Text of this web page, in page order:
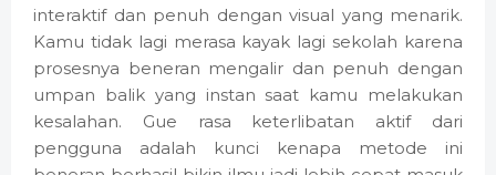
interaktif dan penuh dengan visual yang menarik.
Kamu tidak lagi merasa kayak lagi sekolah karena
prosesnya beneran mengalir dan penuh dengan
umpan balik yang instan saat kamu melakukan
kesalahan. Gue rasa keterlibatan aktif dari
pengguna adalah kunci kenapa metode ini